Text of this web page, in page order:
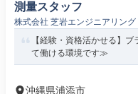
測量スタッフ
株式会社 芝岩エンジニアリング
【経験・資格活かせる】
て働ける環境です≫
沖縄県浦添市